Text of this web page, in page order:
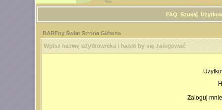
FAQ Szukaj
BARFny Świat Strona Główna
Wpisz nazwę użytkownika i hasło by się zalogować
Zaloguj